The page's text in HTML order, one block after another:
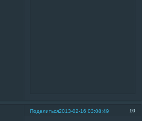
Поделиться 10
2013-02-16 03:08:49